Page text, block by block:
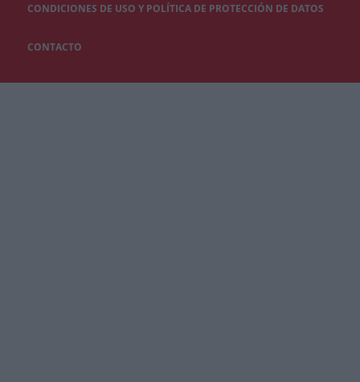
CONDICIONES DE USO Y POLÍTICA DE PROTECCIÓN DE DATOS
CONTACTO